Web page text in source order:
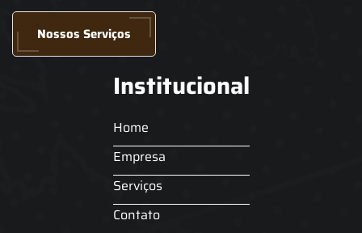
Nossos Serviços
Institucional
Home
Empresa
Serviços
Contato